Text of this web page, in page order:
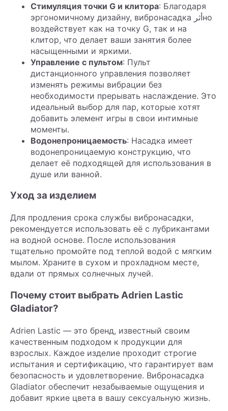
Стимуляция точки G и клитора: Благодаря
эргономичному дизайну, вибронасадка أثرно
воздействует как на точку G, так и на
клитор, что делает ваши занятия более
насыщенными и яркими.
Управление с пультом: Пульт
дистанционного управления позволяет
изменять режимы вибрации без
необходимости прерывать наслаждение. Это
идеальный выбор для пар, которые хотят
добавить элемент игры в свои интимные
моменты.
Водонепроницаемость: Насадка имеет
водонепроницаемую конструкцию, что
делает её подходящей для использования в
душе или ванной.
Уход за изделием
Для продления срока службы вибронасадки,
рекомендуется использовать её с лубрикантами
на водной основе. После использования
тщательно промойте под теплой водой с мягким
мылом. Храните в сухом и прохладном месте,
вдали от прямых солнечных лучей.
Почему стоит выбрать Adrien Lastic
Gladiator?
Adrien Lastic — это бренд, известный своим
качественным подходом к продукции для
взрослых. Каждое изделие проходит строгие
испытания и сертификацию, что гарантирует вам
безопасность и удовлетворение. Вибронасадка
Gladiator обеспечит незабываемые ощущения и
добавит яркие цвета в вашу сексуальную жизнь.